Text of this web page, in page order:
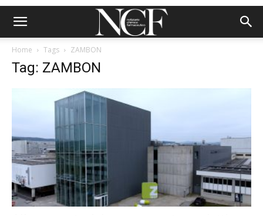
Home Tags ZAMBON
Tag: ZAMBON